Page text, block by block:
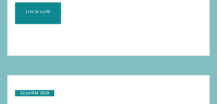
Lire la suite
22 juillet 2026